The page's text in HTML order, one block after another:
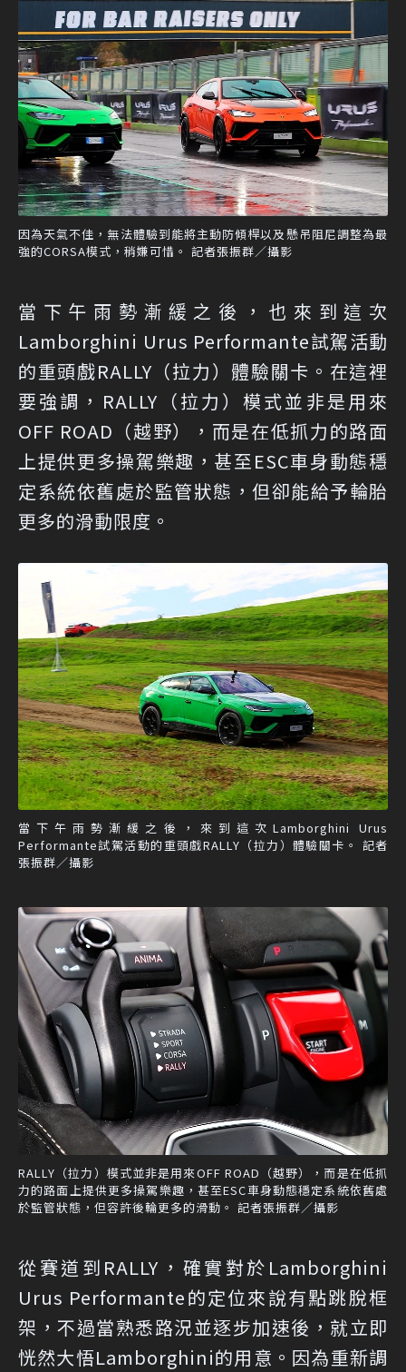
因為天氣不佳，無法體驗到能將主動防傾桿以及懸吊阻尼調整為最
強的CORSA模式，稍嫌可惜。 記者張振群／攝影
當下午雨勢漸緩之後，也來到這次
Lamborghini Urus Performante試駕活動
的重頭戲RALLY（拉力）體驗關卡。在這裡
要強調，RALLY（拉力）模式並非是用來
OFF ROAD（越野），而是在低抓力的路面
上提供更多操駕樂趣，甚至ESC車身動態穩
定系統依舊處於監管狀態，但卻能給予輪胎
更多的滑動限度。
當下午雨勢漸緩之後，來到這次Lamborghini Urus
Performante試駕活動的重頭戲RALLY（拉力）體驗關卡。 記者
張振群／攝影
RALLY（拉力）模式並非是用來OFF ROAD（越野），而是在低抓
力的路面上提供更多操駕樂趣，甚至ESC車身動態穩定系統依舊處
於監管狀態，但容許後輪更多的滑動。 記者張振群／攝影
從賽道到RALLY，確實對於Lamborghini
Urus Performante的定位來說有點跳脫框
架，不過當熟悉路況並逐步加速後，就立即
恍然大悟Lamborghini的用意。因為重新調